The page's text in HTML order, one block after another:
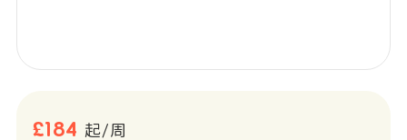
£184 起/周